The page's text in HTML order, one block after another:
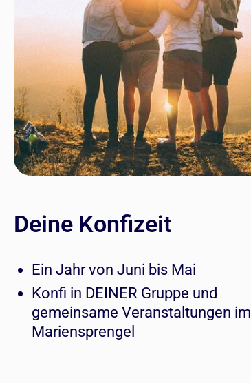
Deine Konfizeit
Ein Jahr von Juni bis Mai
Konfi in DEINER Gruppe und
gemeinsame Veranstaltungen im
Mariensprengel